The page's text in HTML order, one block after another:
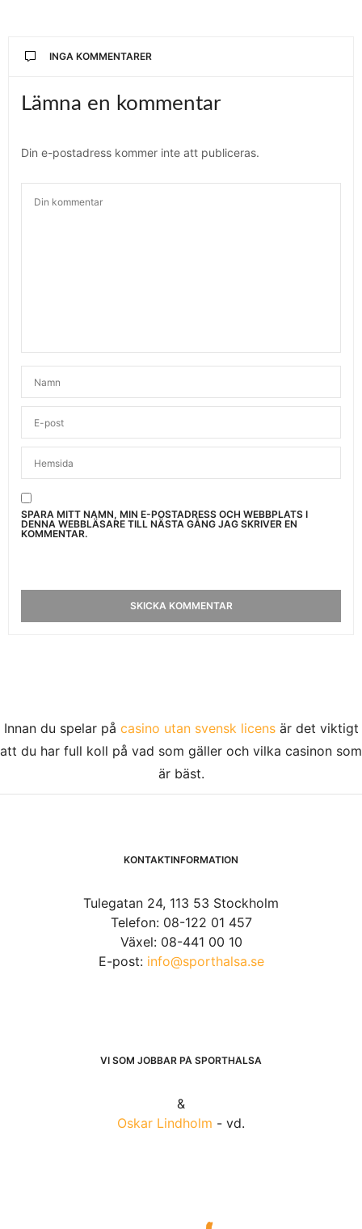
INGA KOMMENTARER
Lämna en kommentar
Din e-postadress kommer inte att publiceras.
SPARA MITT NAMN, MIN E-POSTADRESS OCH WEBBPLATS I
DENNA WEBBLÄSARE TILL NÄSTA GÅNG JAG SKRIVER EN
KOMMENTAR.
Innan du spelar på casino utan svensk licensär det viktigt
att du har full koll på vad som gäller och vilka casinon som
är bäst.
KONTAKTINFORMATION
Tulegatan 24, 113 53 Stockholm
Telefon: 08-122 01 457
Växel: 08-441 00 10
E-post: info@sporthalsa.se
VI SOM JOBBAR PÅ SPORTHÄLSA
&
Oskar Lindholm - vd.